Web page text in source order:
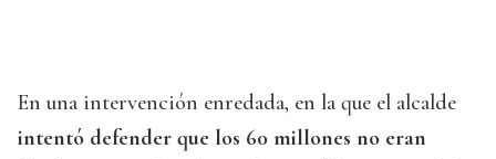
En una intervención enredada, en la que el alcalde
intentó defender que los 60 millones no eran